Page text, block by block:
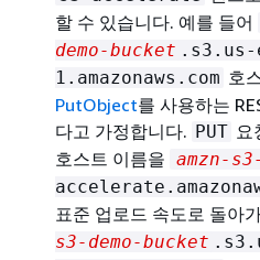
할 수 있습니다. 예를 들어
demo-bucket .s3.us-
1.amazonaws.com 호
PutObject를 사용하는
다고 가정합니다. PUT 요
호스트 이름을 amzn-
표준 업로드 속도로 돌아
s3-demo-bucket